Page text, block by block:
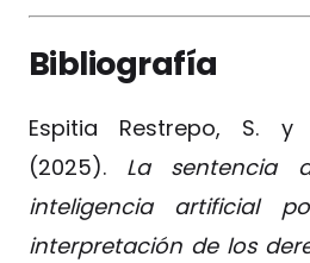
Bibliografía
Espitia Restrepo, S. y
(2025). La sentencia
inteligencia artificial
interpretación de los